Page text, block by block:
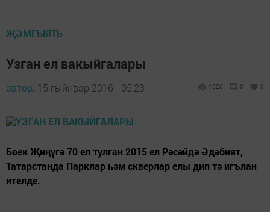
ҖӘМГЫЯТЬ
Узган ел вакыйгалары
автор, 15 гыйнвар 2016 - 05:23 1026 0 0
Бөек Җиңүгә 70 ел тулган 2015 ел Рәсәйдә Әдәбият,
Татарстанда Парклар һәм скверлар елы дип тә игълан
ителде.